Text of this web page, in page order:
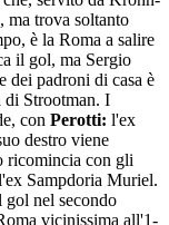
ma trova soltanto
è la Roma a salire
il gol, ma Sergio
dei padroni di casa è
di Strootman. I
con Perotti: l'ex
destro viene
ricomincia con gli
Sampdoria Muriel.
nel secondo
vicinissima all'1-